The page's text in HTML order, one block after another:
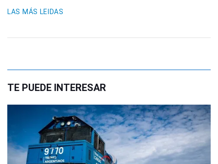
LAS MÁS LEIDAS
TE PUEDE INTERESAR